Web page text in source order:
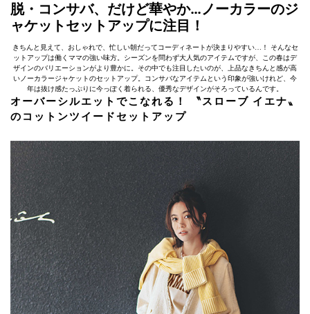
脱・コンサバ、だけど華やか…ノーカラーのジ
ャケットセットアップに注目！
きちんと見えて、おしゃれで、忙しい朝だってコーディネートが決まりやすい…！ そんなセ
ットアップは働くママの強い味方。シーズンを問わず大人気のアイテムですが、この春はデ
ザインのバリエーションがより豊かに。その中でも注目したいのが、上品なきちんと感が高
いノーカラージャケットのセットアップ。コンサバなアイテムという印象が強いけれど、今
年は抜け感たっぷりに今っぽく着られる、優秀なデザインがそろっているんです。
オーバーシルエットでこなれる！ 〝スローブ イエナ〟
のコットンツイードセットアップ